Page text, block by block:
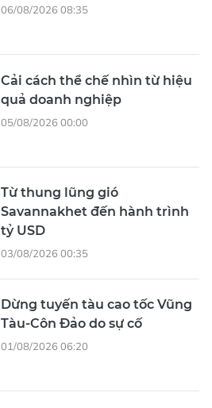
06/08/2026 08:35
Cải cách thể chế nhìn từ hiệu
quả doanh nghiệp
05/08/2026 00:00
Từ thung lũng gió
Savannakhet đến hành trình
tỷ USD
03/08/2026 00:35
Dừng tuyến tàu cao tốc Vũng
Tàu-Côn Đảo do sự cố
01/08/2026 06:20